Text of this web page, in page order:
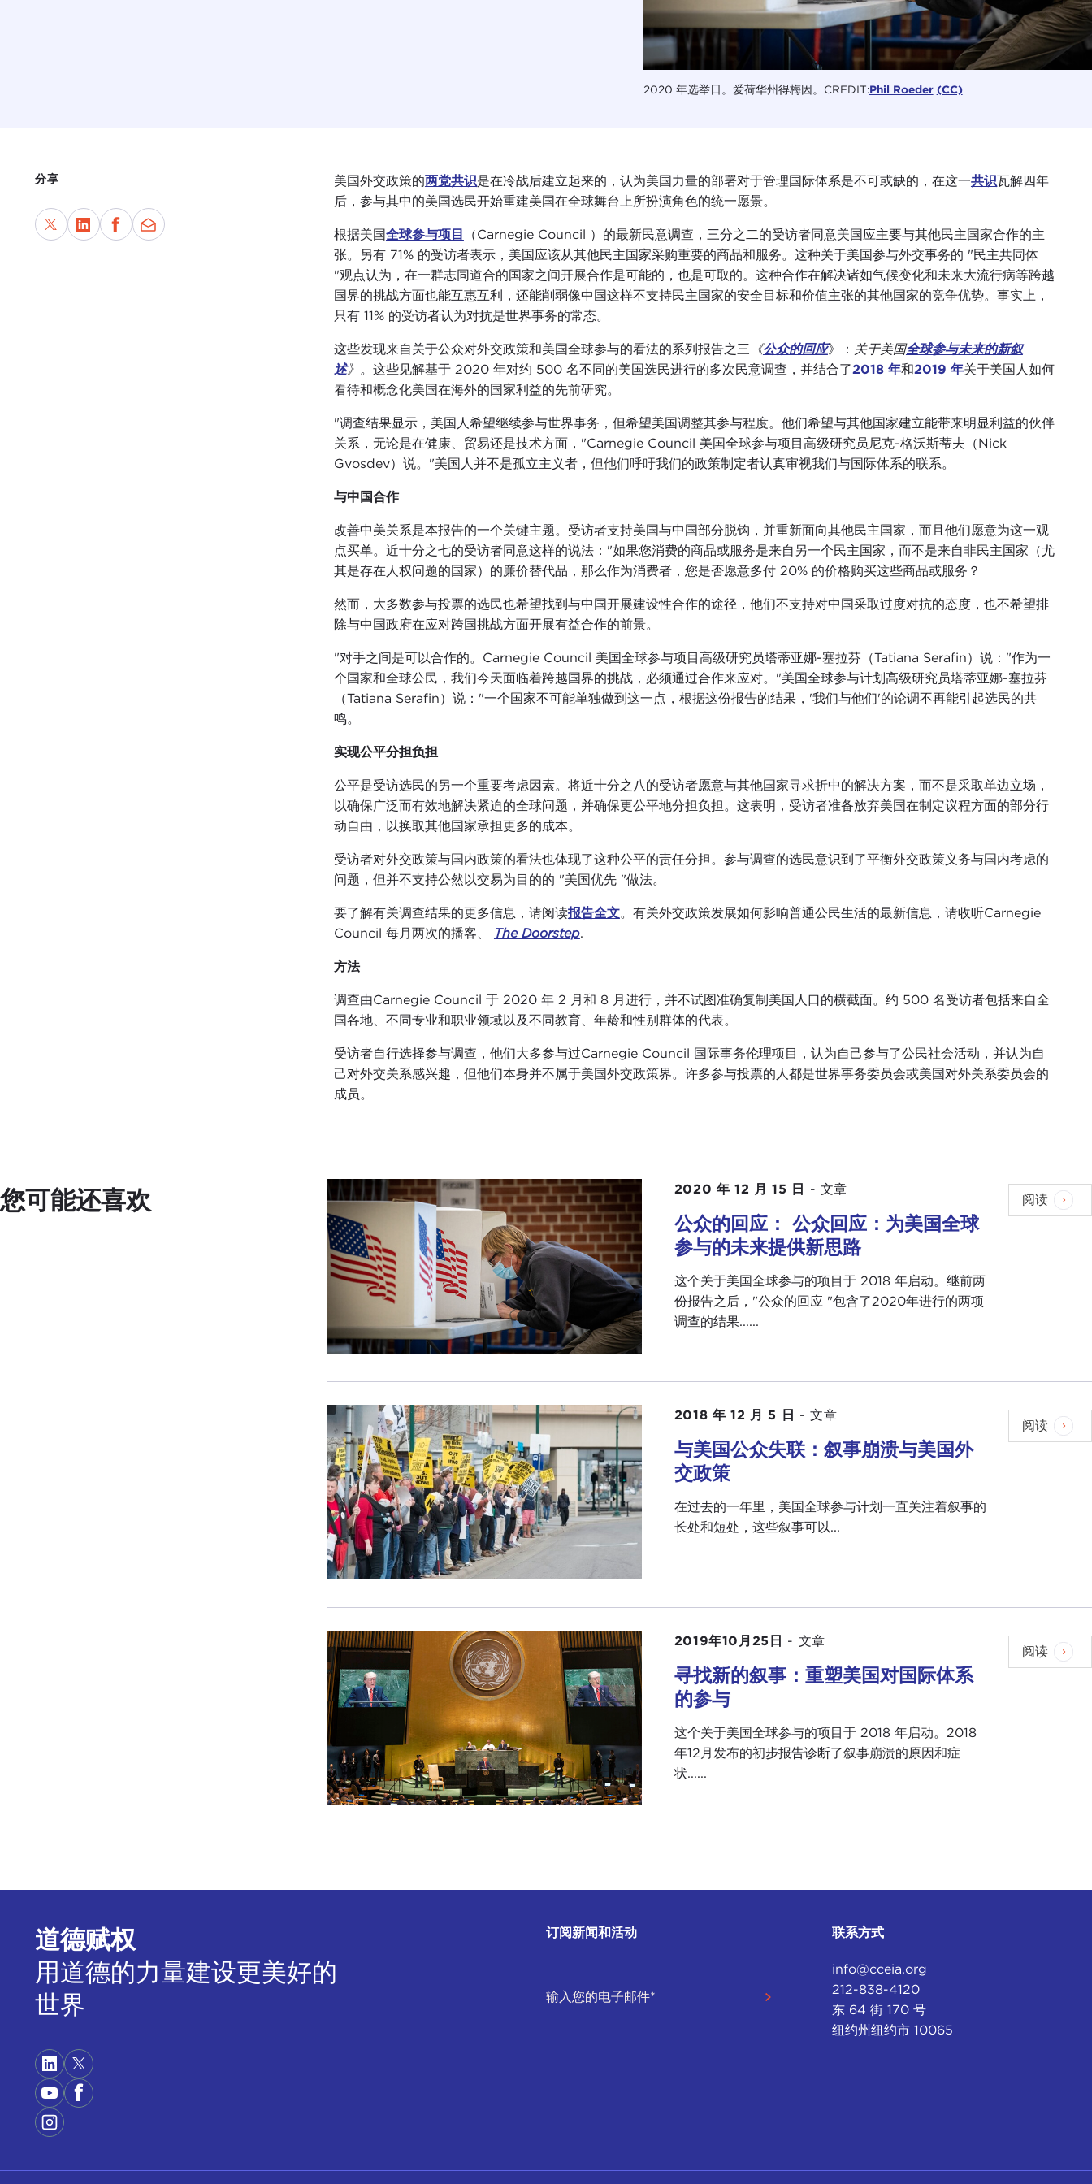
2020 年选举日。爱荷华州得梅因。CREDIT:Phil Roeder (CC)
分享 美国外交政策的两党共识是在冷战后建立起来的，认为美国力量的部署对于管理国际体系是不可或缺的，在这一共识瓦解四年
后，参与其中的美国选民开始重建美国在全球舞台上所扮演角色的统一愿景。
根据美国全球参与项目
（Carnegie Council ）的最新民意调查，三分之二的受访者同意美国应主要与其他民主国家合作的主
张。另有 71% 的受访者表示，美国应该从其他民主国家采购重要的商品和服务。这种关于美国参与外交事务的 "民主共同体
"观点认为，在一群志同道合的国家之间开展合作是可能的，也是可取的。这种合作在解决诸如气候变化和未来大流行病等跨越
国界的挑战方面也能互惠互利，还能削弱像中国这样不支持民主国家的安全目标和价值主张的其他国家的竞争优势。事实上，
只有 11% 的受访者认为对抗是世界事务的常态。
这些发现来自关于公众对外交政策和美国全球参与的看法的系列报告之三 《公众的回应》： 关于美国全球参与未来的新叙
述》。 这些见解基于 2020 年对约 500 名不同的美国选民进行的多次民意调查，并结合了2018 年和2019 年关于美国人如何
看待和概念化美国在海外的国家利益的先前研究。
"调查结果显示，美国人希望继续参与世界事务，但希望美国调整其参与程度。他们希望与其他国家建立能带来明显利益的伙伴
关系，无论是在健康、贸易还是技术方面，"Carnegie Council 美国全球参与项目高级研究员尼克-格沃斯蒂夫（Nick
Gvosdev）说。"美国人并不是孤立主义者，但他们呼吁我们的政策制定者认真审视我们与国际体系的联系。
与中国合作
改善中美关系是本报告的一个关键主题。受访者支持美国与中国部分脱钩，并重新面向其他民主国家，而且他们愿意为这一观
点买单。近十分之七的受访者同意这样的说法："如果您消费的商品或服务是来自另一个民主国家，而不是来自非民主国家（尤
其是存在人权问题的国家）的廉价替代品，那么作为消费者，您是否愿意多付 20% 的价格购买这些商品或服务？
然而，大多数参与投票的选民也希望找到与中国开展建设性合作的途径，他们不支持对中国采取过度对抗的态度，也不希望排
除与中国政府在应对跨国挑战方面开展有益合作的前景。
"对手之间是可以合作的。Carnegie Council 美国全球参与项目高级研究员塔蒂亚娜-塞拉芬（Tatiana Serafin）说："作为一
个国家和全球公民，我们今天面临着跨越国界的挑战，必须通过合作来应对。"美国全球参与计划高级研究员塔蒂亚娜-塞拉芬
（Tatiana Serafin）说："一个国家不可能单独做到这一点，根据这份报告的结果，'我们与他们'的论调不再能引起选民的共
鸣。
实现公平分担负担
公平是受访选民的另一个重要考虑因素。将近十分之八的受访者愿意与其他国家寻求折中的解决方案，而不是采取单边立场，
以确保广泛而有效地解决紧迫的全球问题，并确保更公平地分担负担。这表明，受访者准备放弃美国在制定议程方面的部分行
动自由，以换取其他国家承担更多的成本。
受访者对外交政策与国内政策的看法也体现了这种公平的责任分担。参与调查的选民意识到了平衡外交政策义务与国内考虑的
问题，但并不支持公然以交易为目的的 "美国优先 "做法。
要了解有关调查结果的更多信息，请阅读报告全文。有关外交政策发展如何影响普通公民生活的最新信息，请收听Carnegie
Council 每月两次的播客、
The Doorstep.
方法
调查由Carnegie Council 于 2020 年 2 月和 8 月进行，并不试图准确复制美国人口的横截面。约 500 名受访者包括来自全
国各地、不同专业和职业领域以及不同教育、年龄和性别群体的代表。
受访者自行选择参与调查，他们大多参与过Carnegie Council 国际事务伦理项目，认为自己参与了公民社会活动，并认为自
己对外交关系感兴趣，但他们本身并不属于美国外交政策界。许多参与投票的人都是世界事务委员会或美国对外关系委员会的
成员。
您可能还喜欢 2020 年 12 月 15 日 - 文章
公众的回应： 公众回应：为美国全球
参与的未来提供新思路
这个关于美国全球参与的项目于 2018 年启动。继前两
份报告之后，"公众的回应 "包含了2020年进行的两项
调查的结果......
阅读
2018 年 12 月 5 日 - 文章
与美国公众失联：叙事崩溃与美国外
交政策
在过去的一年里，美国全球参与计划一直关注着叙事的
长处和短处，这些叙事可以...
阅读
2019年10月25日 - 文章
寻找新的叙事：重塑美国对国际体系
的参与
这个关于美国全球参与的项目于 2018 年启动。2018
年12月发布的初步报告诊断了叙事崩溃的原因和症
状......
阅读
道德赋权
用道德的力量建设更美好的
世界
订阅新闻和活动 联系方式
info@cceia.org
212-838-4120
东 64 街 170 号
纽约州纽约市 10065